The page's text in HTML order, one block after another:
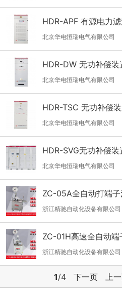
HDR-APF 有源电力
北京华电恒瑞电气有限公司
HDR-DW 无功补偿装
北京华电恒瑞电气有限公司
HDR-TSC 无功补偿
北京华电恒瑞电气有限公司
HDR-SVG无功补偿装
北京华电恒瑞电气有限公司
ZC-05A全自动打端
浙江精驰自动化设备有限公司
ZC-01H高速全自动
浙江精驰自动化设备有限公司
1/4 下一页 上